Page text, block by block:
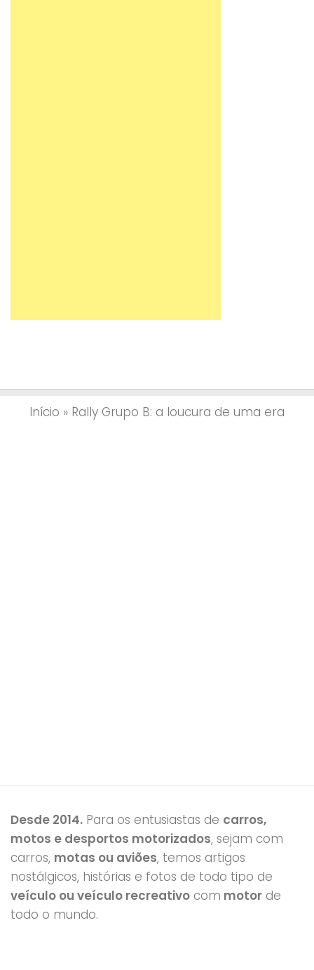
Início » Rally Grupo B: a loucura de uma era
Desde 2014. Para os entusiastas de carros,
motos e desportos motorizados, sejam com
carros, motas ou aviões, temos artigos
nostálgicos, histórias e fotos de todo tipo de
veículo ou veículo recreativo com motor de
todo o mundo.